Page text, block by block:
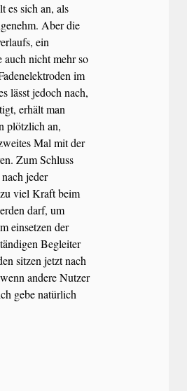
es sich an, als
Aber die
ein
nicht mehr so
im
lässt jedoch nach,
erhält man
plötzlich an,
Mal mit der
Zum Schluss
jeder
viel Kraft beim
darf, um
einsetzen der
Begleiter
sitzen jetzt nach
andere Nutzer
gebe natürlich